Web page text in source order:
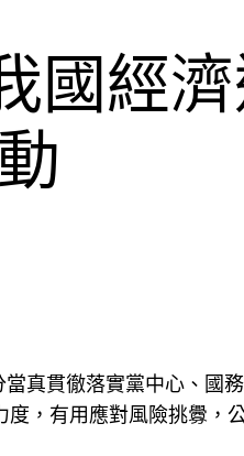
國經
真貫徹落實黨中心、國
，有用應對風險挑釁，